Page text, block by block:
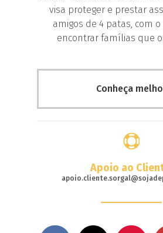
visa proteger e prestar
amigos de 4 patas, com
encontrar famílias que
Conheça
Apoio ao